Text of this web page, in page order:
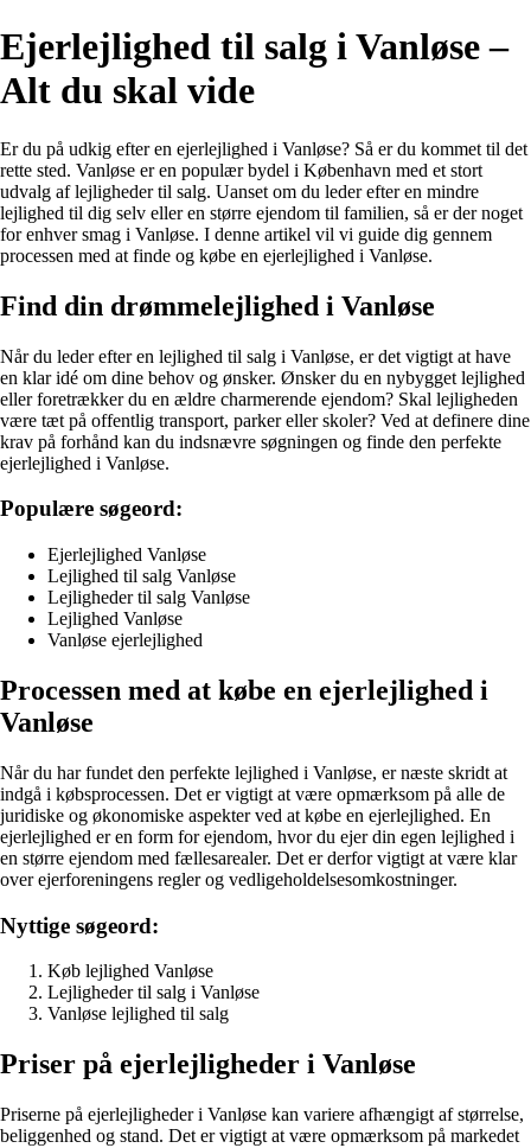
Ejerlejlighed til salg i Vanløse –
Alt du skal vide
Er du på udkig efter en ejerlejlighed i Vanløse? Så er du kommet til det
rette sted. Vanløse er en populær bydel i København med et stort
udvalg af lejligheder til salg. Uanset om du leder efter en mindre
lejlighed til dig selv eller en større ejendom til familien, så er der noget
for enhver smag i Vanløse. I denne artikel vil vi guide dig gennem
processen med at finde og købe en ejerlejlighed i Vanløse.
Find din drømmelejlighed i Vanløse
Når du leder efter en lejlighed til salg i Vanløse, er det vigtigt at have
en klar idé om dine behov og ønsker. Ønsker du en nybygget lejlighed
eller foretrækker du en ældre charmerende ejendom? Skal lejligheden
være tæt på offentlig transport, parker eller skoler? Ved at definere dine
krav på forhånd kan du indsnævre søgningen og finde den perfekte
ejerlejlighed i Vanløse.
Populære søgeord:
Ejerlejlighed Vanløse
Lejlighed til salg Vanløse
Lejligheder til salg Vanløse
Lejlighed Vanløse
Vanløse ejerlejlighed
Processen med at købe en ejerlejlighed i
Vanløse
Når du har fundet den perfekte lejlighed i Vanløse, er næste skridt at
indgå i købsprocessen. Det er vigtigt at være opmærksom på alle de
juridiske og økonomiske aspekter ved at købe en ejerlejlighed. En
ejerlejlighed er en form for ejendom, hvor du ejer din egen lejlighed i
en større ejendom med fællesarealer. Det er derfor vigtigt at være klar
over ejerforeningens regler og vedligeholdelsesomkostninger.
Nyttige søgeord:
Køb lejlighed Vanløse
Lejligheder til salg i Vanløse
Vanløse lejlighed til salg
Priser på ejerlejligheder i Vanløse
Priserne på ejerlejligheder i Vanløse kan variere afhængigt af størrelse,
beliggenhed og stand. Det er vigtigt at være opmærksom på markedet